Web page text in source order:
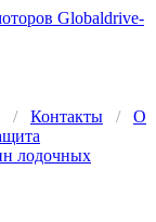
/ Контакты / О
лодочных